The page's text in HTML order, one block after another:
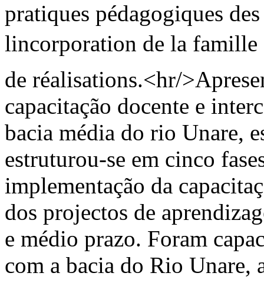
pratiques pédagogiques
lincorporation de la
de réalisations.<hr/
capacitação docente e
bacia média do rio Unare,
estruturou-se em cinco
implementação da
dos projectos de
e médio prazo. Foram
com a bacia do Rio Unare,